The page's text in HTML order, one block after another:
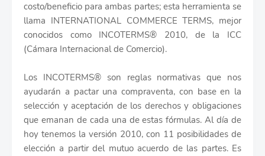
costo/beneficio para ambas partes; esta herramienta se
llama INTERNATIONAL COMMERCE TERMS, mejor
conocidos como INCOTERMS® 2010, de la ICC
(Cámara Internacional de Comercio).
Los INCOTERMS® son reglas normativas que nos
ayudarán a pactar una compraventa, con base en la
selección y aceptación de los derechos y obligaciones
que emanan de cada una de estas fórmulas. Al día de
hoy tenemos la versión 2010, con 11 posibilidades de
elección a partir del mutuo acuerdo de las partes. Es